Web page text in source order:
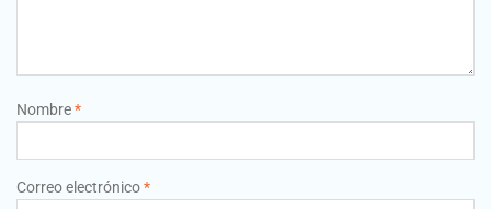
Nombre*
Correo electrónico*